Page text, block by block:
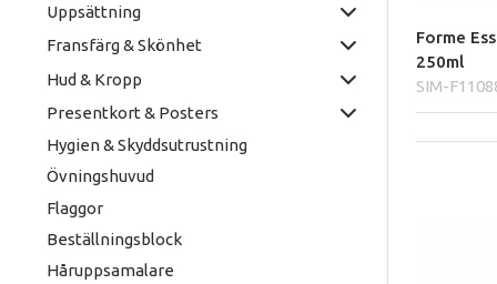
Uppsättning
Fransfärg & Skönhet
Hud & Kropp
Presentkort & Posters
Hygien & Skyddsutrustning
Övningshuvud
Flaggor
Beställningsblock
Håruppsamalare
Forme
250ml
SIM-